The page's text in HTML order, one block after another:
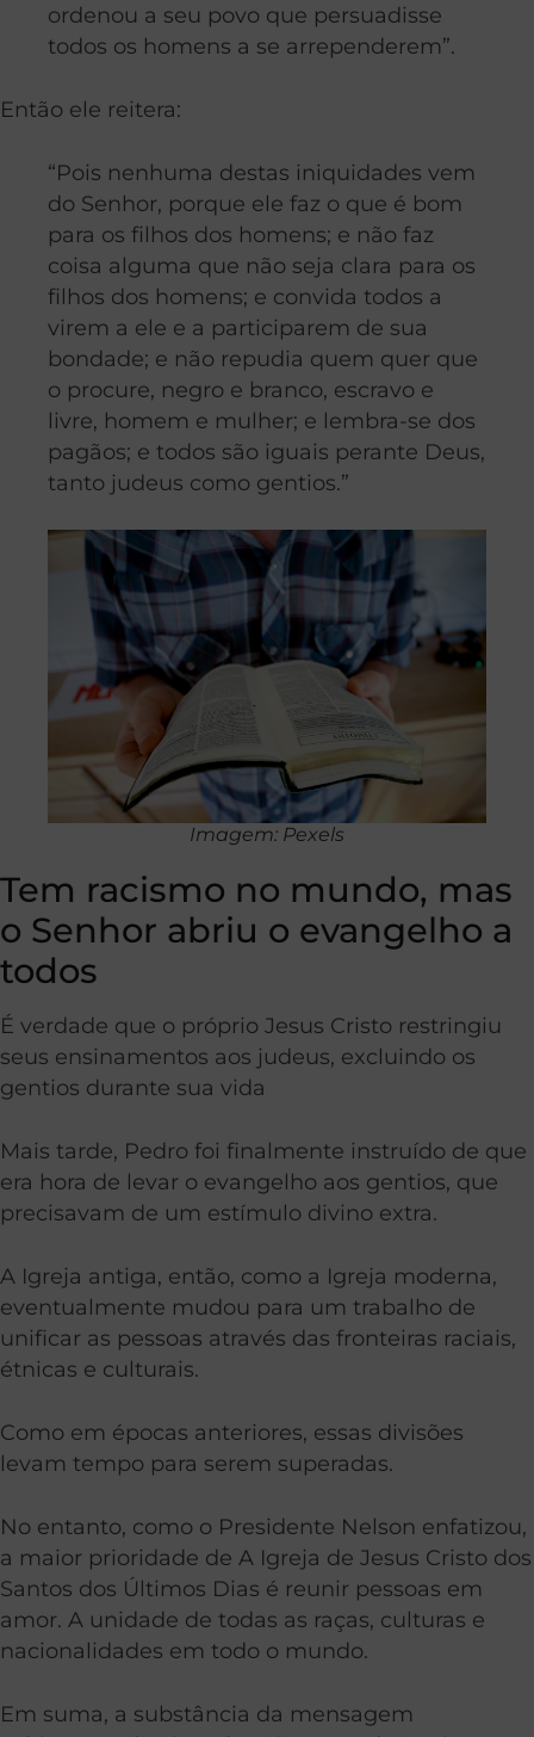
ordenou a seu povo que persuadisse
todos os homens a se arrependerem”.
Então ele reitera:
“Pois nenhuma destas iniquidades vem
do Senhor, porque ele faz o que é bom
para os filhos dos homens; e não faz
coisa alguma que não seja clara para os
filhos dos homens; e convida todos a
virem a ele e a participarem de sua
bondade; e não repudia quem quer que
o procure, negro e branco, escravo e
livre, homem e mulher; e lembra-se dos
pagãos; e todos são iguais perante Deus,
tanto judeus como gentios.”
Imagem: Pexels
Tem racismo no mundo, mas
o Senhor abriu o evangelho a
todos
É verdade que o próprio Jesus Cristo restringiu
seus ensinamentos aos judeus, excluindo os
gentios durante sua vida
Mais tarde, Pedro foi finalmente instruído de que
era hora de levar o evangelho aos gentios, que
precisavam de um estímulo divino extra.
A Igreja antiga, então, como a Igreja moderna,
eventualmente mudou para um trabalho de
unificar as pessoas através das fronteiras raciais,
étnicas e culturais.
Como em épocas anteriores, essas divisões
levam tempo para serem superadas.
No entanto, como o Presidente Nelson enfatizou,
a maior prioridade de A Igreja de Jesus Cristo dos
Santos dos Últimos Dias é reunir pessoas em
amor. A unidade de todas as raças, culturas e
nacionalidades em todo o mundo.
Em suma, a substância da mensagem